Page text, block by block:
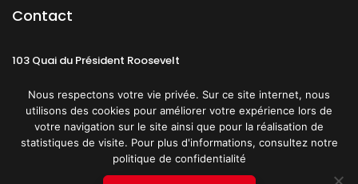
Contact
103 Quai du Président Roosevelt
CGU Politique de confidentialité
Nous respectons votre vie privée. Sur ce site internet, nous
utilisons des cookies pour améliorer votre expérience lors de
votre navigation sur le site ainsi que pour la réalisation de
statistiques de visite. Pour plus d'informations, consultez notre
politique de confidentialité